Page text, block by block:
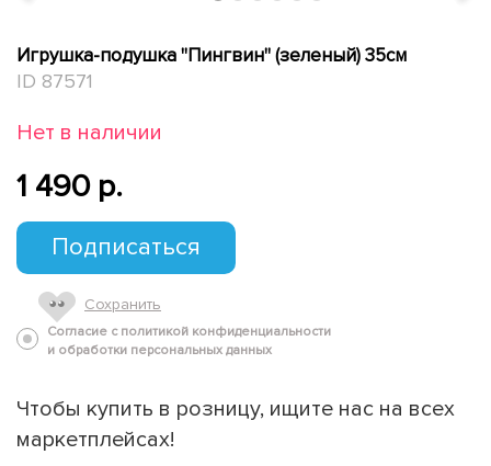
Игрушка-подушка "Пингвин" (зеленый) 35см
ID 87571
Нет в наличии
1 490 p.
Подписаться
Сохранить
Согласие с политикой конфиденциальности
и обработки персональных данных
Чтобы купить в розницу, ищите нас на всех
маркетплейсах!